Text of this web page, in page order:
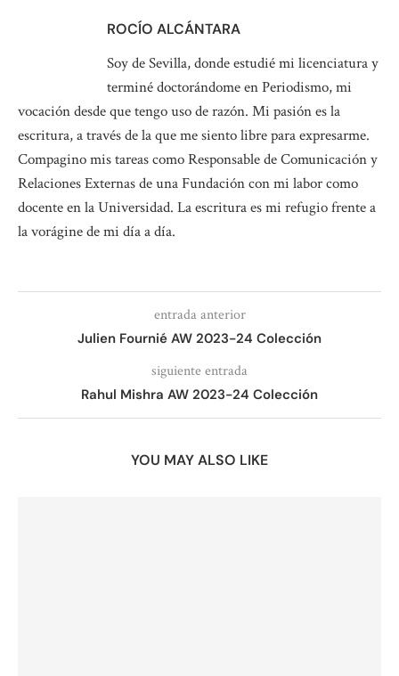
ROCÍO ALCÁNTARA
Soy de Sevilla, donde estudié mi licenciatura y
terminé doctorándome en Periodismo, mi
vocación desde que tengo uso de razón. Mi pasión es la
escritura, a través de la que me siento libre para expresarme.
Compagino mis tareas como Responsable de Comunicación y
Relaciones Externas de una Fundación con mi labor como
docente en la Universidad. La escritura es mi refugio frente a
la vorágine de mi día a día.
entrada anterior
Julien Fournié AW 2023-24 Colección
siguiente entrada
Rahul Mishra AW 2023-24 Colección
YOU MAY ALSO LIKE